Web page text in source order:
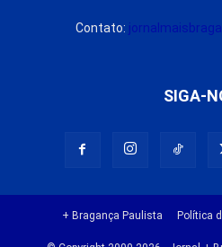
Contato:
SIGA-
+ Bragança Paulista Política